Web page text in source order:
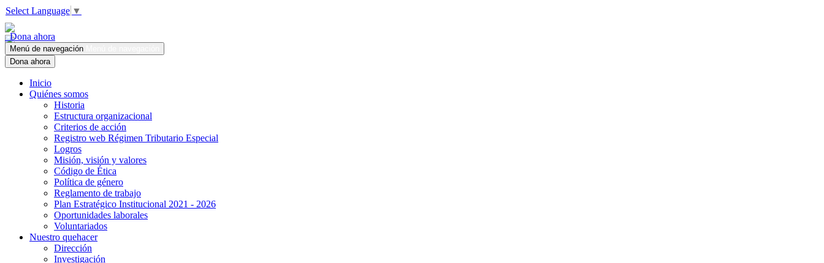
Select Language ▼
Dona ahora
Menú de navegación
Dona ahora
Inicio
Quiénes somos
Historia
Estructura organizacional
Criterios de acción
Registro web Régimen Tributario Especial
Logros
Misión, visión y valores
Código de Ética
Política de género
Reglamento de trabajo
Plan Estratégico Institucional 2021 - 2026
Oportunidades laborales
Voluntariados
Nuestro quehacer
Dirección
Investigación